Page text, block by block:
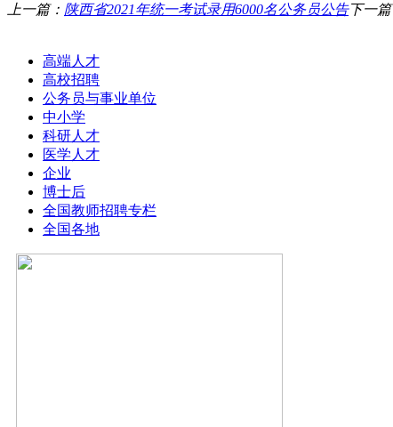
上一篇： 陕西省2021年统一考试录用6000名公务员公告下一篇
高端人才
高校招聘
公务员与事业单位
中小学
科研人才
医学人才
企业
博士后
全国教师招聘专栏
全国各地